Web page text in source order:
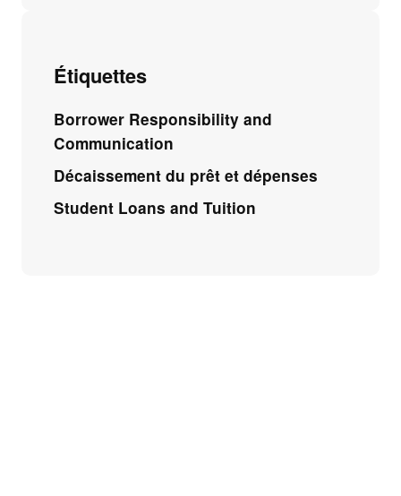
Étiquettes
Borrower Responsibility and
Communication
Décaissement du prêt et dépenses
Student Loans and Tuition